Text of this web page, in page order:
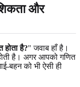
और
है?" जवाब हाँ है।
है। अगर आपको गणित
बहन को भी ऐसी ही